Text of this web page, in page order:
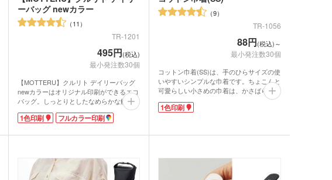
ーバッグ newカラー
11
TR-1201
495円(税込)
最小発注数30個
【MOTTERU】クルリト デイリーバッグ
newカラーはオリジナル印刷ができるエコ
バッグ。しっとりとしたなめらかな触り心
地で、シワが戻りやすくキレイなまま使え
ます。クルリとたためば手のひらサイズの
縫い付けられているので無くす心配があり
り収納。一度使うと他のエコバッグに戻れ
ませんよ!
小売店での販売実績もある商品。ロゴ印刷
1色印刷 フルカラー印刷
9
TR-1056
88円(税込)～
最小発注数30個
コットン巾着(SS)は、手のひらサイズの使
いやすいシンプルな巾着です。ちょこんと
可愛らしい小さめの巾着は、かさばらない
ので小物の持ち歩きに最適です。アクセサ
リーやコスメ、充電コードなど細かい物の
力的です。シンプルなので男女問わず使い
シルク1色印刷に対応。シンプルなデザイ
1色印刷